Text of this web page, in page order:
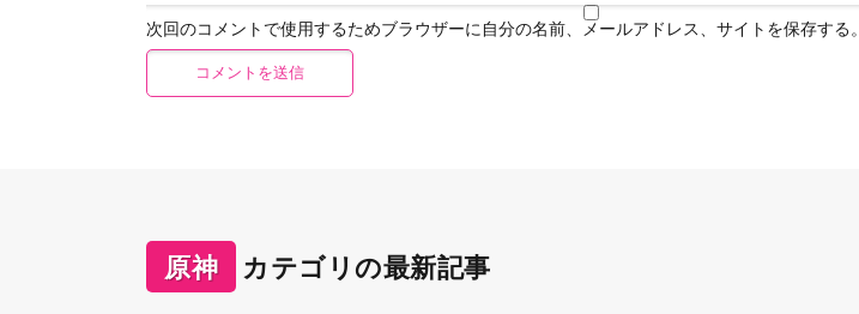
次回のコメントで使用するためブラウザーに自分の名前、メールアドレス、サイトを保存する。
原神 カテゴリの最新記事